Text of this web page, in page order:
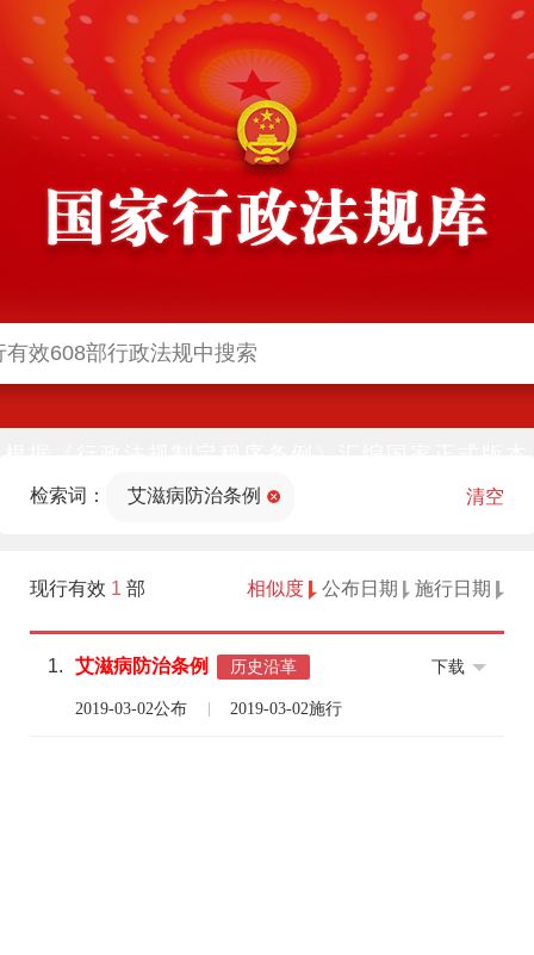
法部官网)同步公布
检索词： 艾滋病防治条例 清空
现行有效 1 部 相似度 公布日期 施行日期
1. 艾滋病防治条例 历史沿革
2019-03-02公布 2019-03-02施行
下载